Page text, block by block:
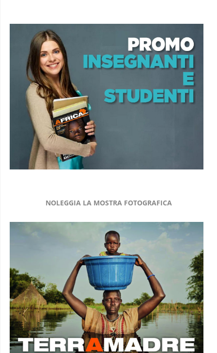
NOLEGGIA LA MOSTRA FOTOGRAFICA